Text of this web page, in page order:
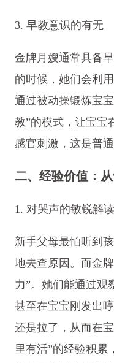
3. 早教意识的有无
金牌月嫂通常具备
的时候，她们会利
通过被动操锻炼宝
教”的模式，让宝宝
感官刺激，这是普
二、经验价值：
1. 对哭声的敏锐解读
新手父母最怕听到
地去查原因。而金
力”。她们能通过观
甚至在宝宝刚发出
还是拉了，从而在
里有活”的经验积累